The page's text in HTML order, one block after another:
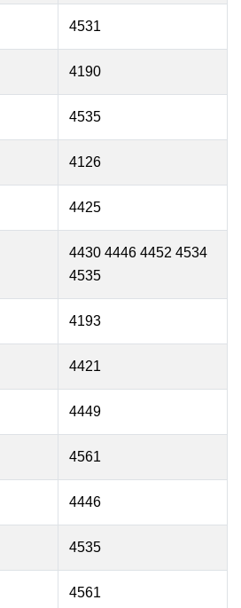
4531
4190
4535
4126
4425
4430 4446 4452 4534
4535
4193
4421
4449
4561
4446
4535
4561